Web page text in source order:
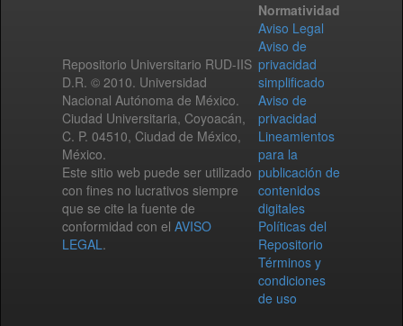
Repositorio Universitario RUD-IIS
D.R. © 2010. Universidad
Nacional Autónoma de México.
Ciudad Universitaria, Coyoacán,
C. P. 04510, Ciudad de México,
México.
Este sitio web puede ser utilizado
con fines no lucrativos siempre
que se cite la fuente de
conformidad con el AVISO
LEGAL.
Normatividad
Aviso Legal
Aviso de
privacidad
simplificado
Aviso de
privacidad
Lineamientos
para la
publicación de
contenidos
digitales
Políticas del
Repositorio
Términos y
condiciones
de uso